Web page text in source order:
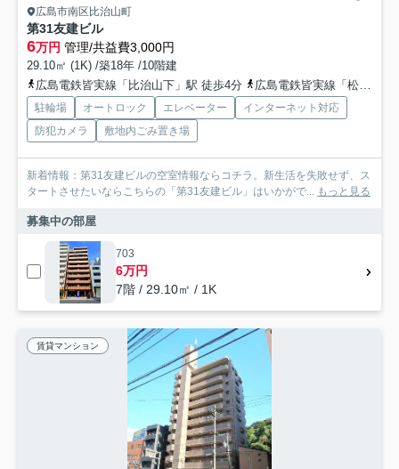
広島市南区比治山町
第31友建ビル
6万円 管理/共益費3,000円
29.10㎡ (1K) /築18年 /10階建
広島電鉄皆実線「比治山下」駅 徒歩4分
広島電鉄皆実線「松川町」駅 徒歩4分
駐輪場 オートロック エレベーター
インターネット対応
防犯カメラ
敷地内ごみ置き場
新着情報：第31友建ビルの空室情報ならコチラ。新生活を失敗せず、ス
タートさせたいならこちらの「第31友建ビル」はいかがで... もっと見る
募集中の部屋
703
6万円
7階 / 29.10㎡ / 1K
賃貸マンション